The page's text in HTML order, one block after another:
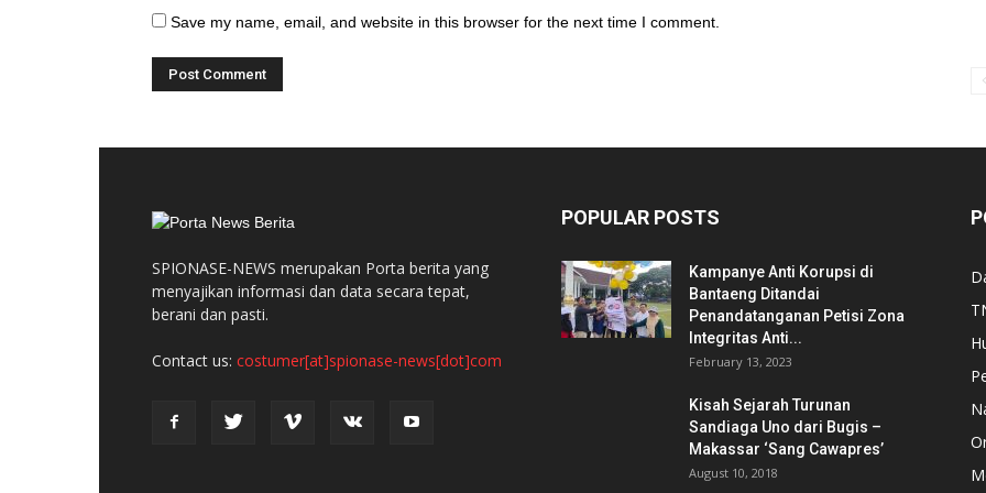
Save my name, email, and website in this browser for the next time I comment.
SPIONASE-NEWS merupakan Porta berita yang
menyajikan informasi dan data secara tepat,
berani dan pasti.
Contact us: costumer[at]spionase-news[dot]com
POPULAR POSTS
Kampanye Anti Korupsi di
Bantaeng Ditandai
Penandatanganan Petisi Zona
Integritas Anti...
February 13, 2023
Kisah Sejarah Turunan
Sandiaga Uno dari Bugis –
Makassar ‘Sang Cawapres’
August 10, 2018